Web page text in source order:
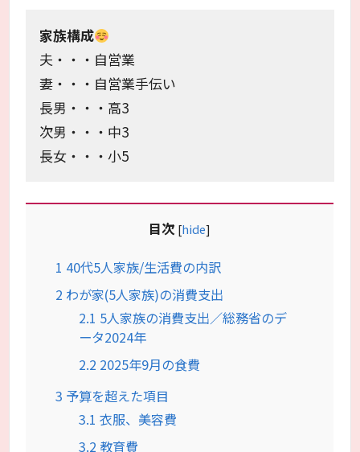
家族構成
夫・・・自営業
妻・・・自営業手伝い
長男・・・高3
次男・・・中3
長女・・・小5
目次 [hide]
1 40代5人家族/生活費の内訳
2 わが家(5人家族)の消費支出
2.1 5人家族の消費支出／総務省のデ
ータ2024年
2.2 2025年9月の食費
3 予算を超えた項目
3.1 衣服、美容費
3.2 教育費